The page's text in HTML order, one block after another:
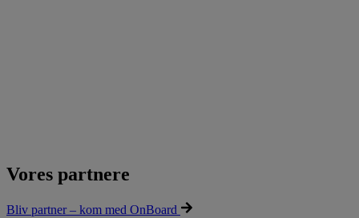
Vores partnere
Bliv partner – kom med OnBoard